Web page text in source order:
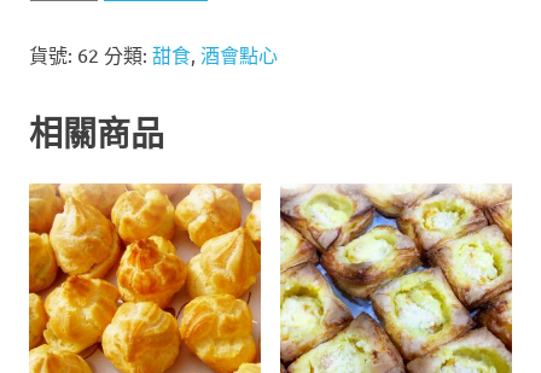
紛
果
量
貨號: 62 分類: 甜食, 酒會點心
相關商品